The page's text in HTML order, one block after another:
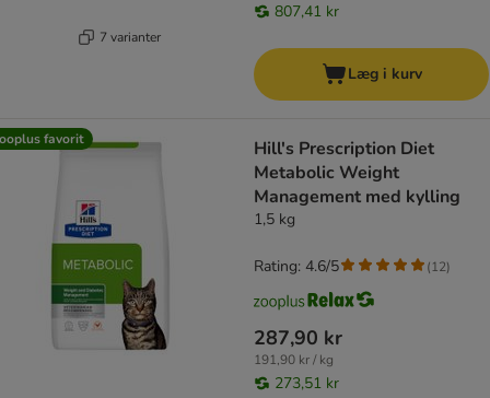
7 varianter
807,41 kr
Læg i kurv
favorit
Hill's Prescription Diet
Metabolic Weight
Management med kylling
1,5 kg
287,90 kr
191,90 kr / kg
273,51 kr
Rating: 4.6/5 (12)